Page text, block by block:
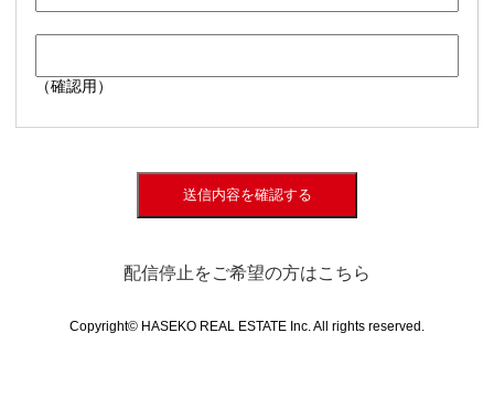
（確認用）
送信内容を確認する
配信停止をご希望の方はこちら
Copyright© HASEKO REAL ESTATE Inc. All rights reserved.